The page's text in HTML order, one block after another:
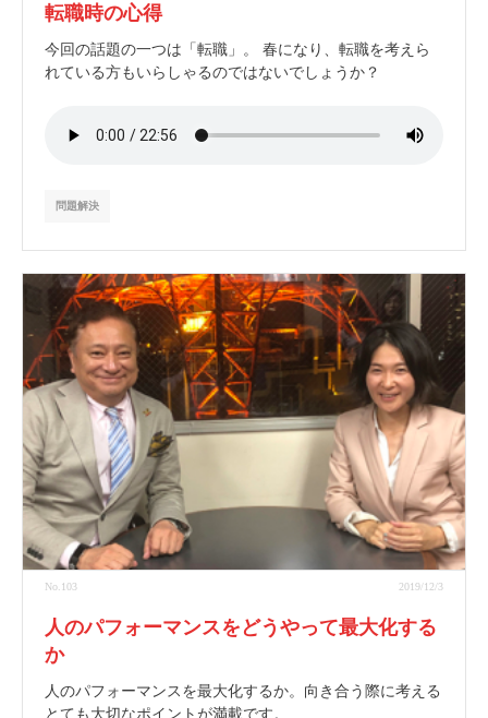
転職時の心得
今回の話題の一つは「転職」。 春になり、転職を考えら
れている方もいらしゃるのではないでしょうか？
問題解決
No.103 2019/12/3
人のパフォーマンスをどうやって最大化する
か
人のパフォーマンスを最大化するか。向き合う際に考える
とても大切なポイントが満載です。